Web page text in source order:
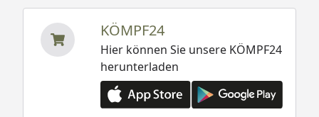
KÖMPF24
Hier können Sie unsere KÖMPF24
herunterladen